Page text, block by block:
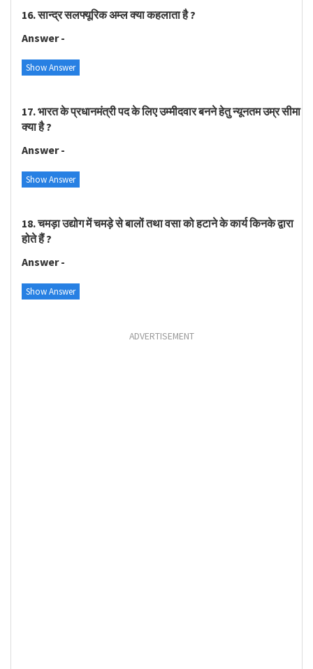
16. सान्द्र सलफ्यूरिक अम्ल क्या कहलाता है ?
Answer -
Show Answer
17. भारत के प्रधानमंत्री पद के लिए उम्मीदवार बनने हेतु न्यूनतम उम्र सीमा
क्या है ?
Answer -
Show Answer
18. चमड़ा उद्योग में चमड़े से बालों तथा वसा को हटाने के कार्य किनके द्वारा
होते हैं ?
Answer -
Show Answer
ADVERTISEMENT